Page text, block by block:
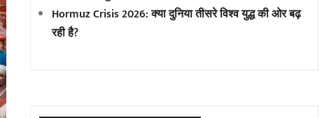
Hormuz Crisis 2026: क्या दुनिया तीसरे विश्व युद्ध की ओर बढ़
रही है?